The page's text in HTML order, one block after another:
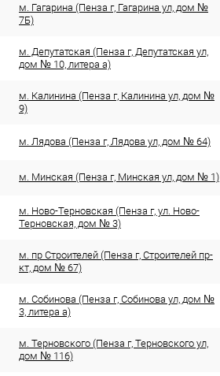
м. Гагарина (Пенза г, Гагарина ул, дом №
7Б)
м. Депутатская (Пенза г, Депутатская ул,
дом № 10, литера а)
м. Калинина (Пенза г, Калинина ул, дом №
9)
м. Лядова (Пенза г, Лядова ул, дом № 64)
м. Минская (Пенза г, Минская ул, дом № 1)
м. Ново-Терновская (Пенза г, ул. Ново-
Терновская, дом № 3)
м. пр Строителей (Пенза г, Строителей пр-
кт, дом № 67)
м. Собинова (Пенза г, Собинова ул, дом №
3, литера а)
м. Терновского (Пенза г, Терновского ул,
дом № 116)